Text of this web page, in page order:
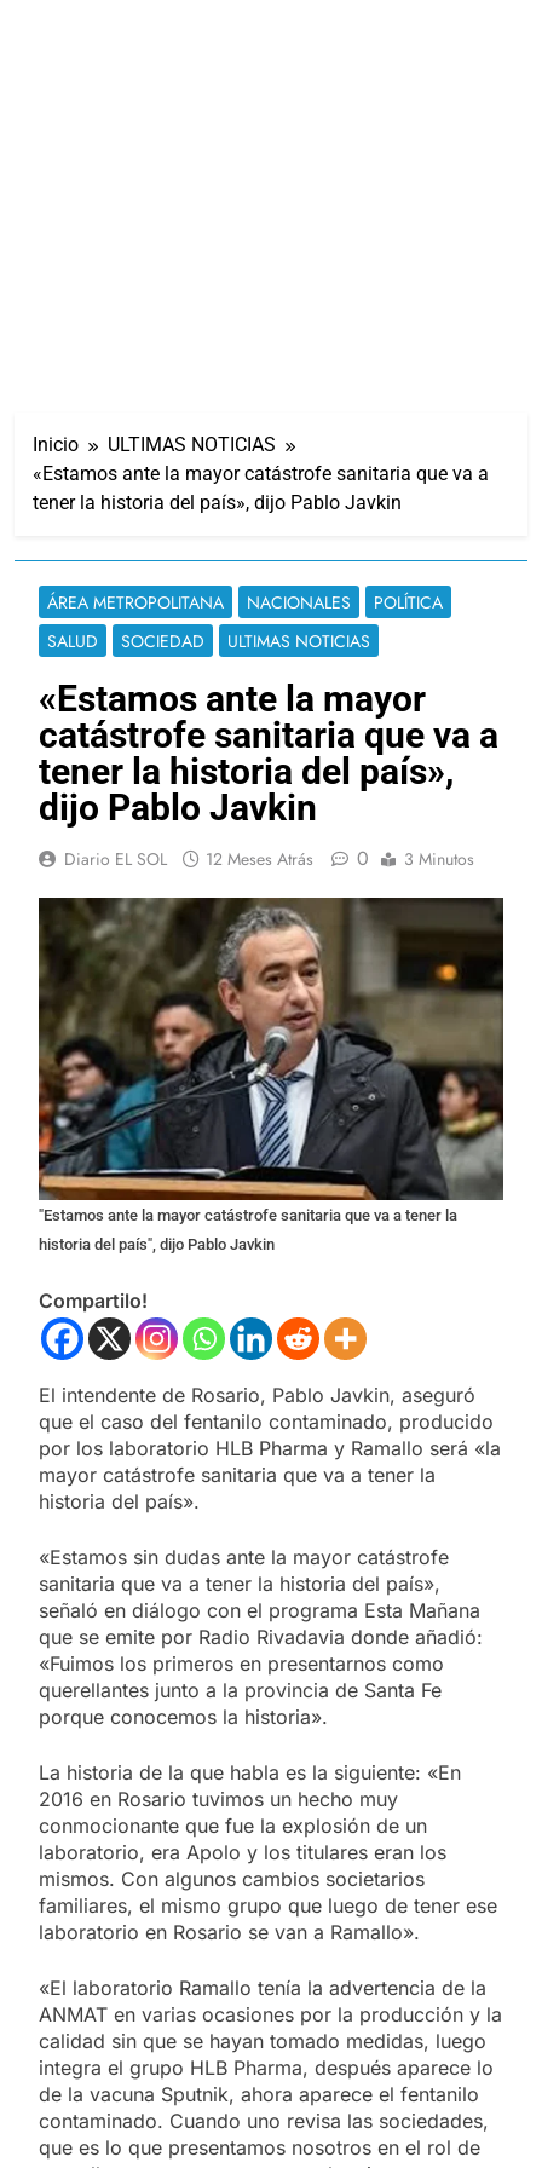
Inicio
ULTIMAS NOTICIAS
«Estamos ante la mayor catástrofe sanitaria que va a
tener la historia del país», dijo Pablo Javkin
ÁREA METROPOLITANA NACIONALES
POLÍTICA
SALUD
SOCIEDAD ULTIMAS NOTICIAS
«Estamos ante la mayor
catástrofe sanitaria que va a
tener la historia del país»,
dijo Pablo Javkin
Diario EL SOL 12 Meses Atrás 0 3 Minutos
"Estamos ante la mayor catástrofe sanitaria que va a tener la
historia del país", dijo Pablo Javkin
Compartilo!
El intendente de Rosario, Pablo Javkin, aseguró
que el caso del fentanilo contaminado, producido
por los laboratorio HLB Pharma y Ramallo será «la
mayor catástrofe sanitaria que va a tener la
historia del país».
«Estamos sin dudas ante la mayor catástrofe
sanitaria que va a tener la historia del país»,
señaló en diálogo con el programa Esta Mañana
que se emite por Radio Rivadavia donde añadió:
«Fuimos los primeros en presentarnos como
querellantes junto a la provincia de Santa Fe
porque conocemos la historia».
La historia de la que habla es la siguiente: «En
2016 en Rosario tuvimos un hecho muy
conmocionante que fue la explosión de un
laboratorio, era Apolo y los titulares eran los
mismos. Con algunos cambios societarios
familiares, el mismo grupo que luego de tener ese
laboratorio en Rosario se van a Ramallo».
«El laboratorio Ramallo tenía la advertencia de la
ANMAT en varias ocasiones por la producción y la
calidad sin que se hayan tomado medidas, luego
integra el grupo HLB Pharma, después aparece lo
de la vacuna Sputnik, ahora aparece el fentanilo
contaminado. Cuando uno revisa las sociedades,
que es lo que presentamos nosotros en el rol de